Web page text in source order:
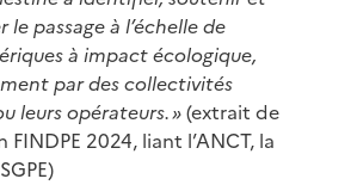
passage à l’échelle de
à impact écologique,
par des collectivités
leurs opérateurs. »(extrait de
2024, liant l’ANCT, la